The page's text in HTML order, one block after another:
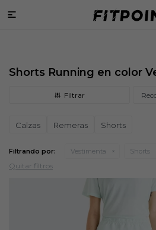

Shorts Running en color
Calzas Remeras Shorts
Filtrando por: Vestimenta Shorts
Quitar filtros